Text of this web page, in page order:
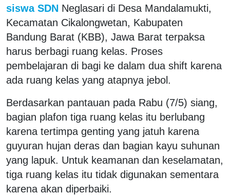
siswa SDN Neglasari di Desa Mandalamukti,
Kecamatan Cikalongwetan, Kabupaten
Bandung Barat (KBB), Jawa Barat terpaksa
harus berbagi ruang kelas. Proses
pembelajaran di bagi ke dalam dua shift karena
ada ruang kelas yang atapnya jebol.
Berdasarkan pantauan pada Rabu (7/5) siang,
bagian plafon tiga ruang kelas itu berlubang
karena tertimpa genting yang jatuh karena
guyuran hujan deras dan bagian kayu suhunan
yang lapuk. Untuk keamanan dan keselamatan,
tiga ruang kelas itu tidak digunakan sementara
karena akan diperbaiki.